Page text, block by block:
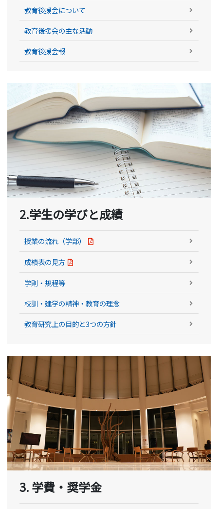
教育後援会について
教育後援会の主な活動
教育後援会報
2.学生の学びと成績
授業の流れ（学部）
成績表の見方
学則・規程等
校訓・建学の精神・教育の理念
教育研究上の目的と3つの方針
3. 学費・奨学金